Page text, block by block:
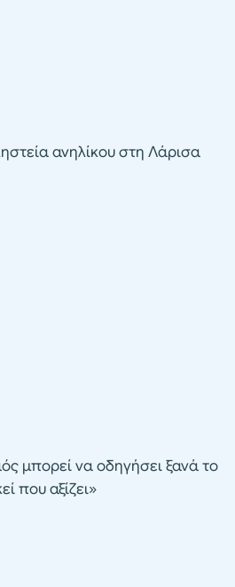
ανηλίκου στη Λάρισα
μπορεί να οδηγήσει ξανά το
που αξίζει»